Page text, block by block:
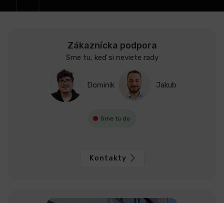
Zákaznícka podpora
Sme tu, keď si neviete rady
Dominik Jakub
Sme tu do
Kontakty